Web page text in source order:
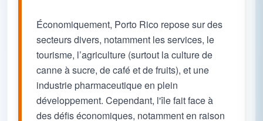
Économiquement, Porto Rico repose sur des
secteurs divers, notamment les services, le
tourisme, l’agriculture (surtout la culture de
canne à sucre, de café et de fruits), et une
industrie pharmaceutique en plein
développement. Cependant, l'île fait face à
des défis économiques, notamment en raison